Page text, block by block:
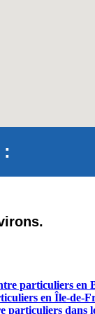
:
particuliers en
en Île-de-
particuliers dans